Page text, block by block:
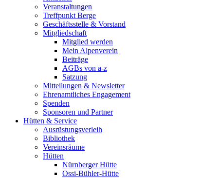
Veranstaltungen
Treffpunkt Berge
Geschäftsstelle & Vorstand
Mitgliedschaft
Mitglied werden
Mein Alpenverein
Beiträge
AGBs von a-z
Satzung
Mitteilungen & Newsletter
Ehrenamtliches Engagement
Spenden
Sponsoren und Partner
Hütten & Service
Ausrüstungsverleih
Bibliothek
Vereinsräume
Hütten
Nürnberger Hütte
Ossi-Bühler-Hütte